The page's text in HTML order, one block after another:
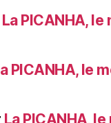
La PICANHA,
PICANHA, le
La PICANHA,